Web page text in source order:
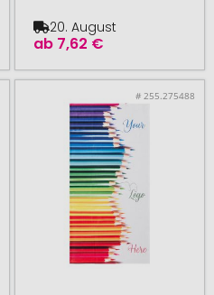
ab 7,62 €
20. August
# 255.275488